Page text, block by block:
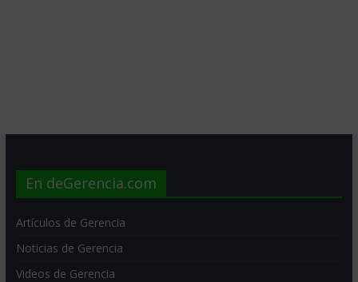
En deGerencia.com
Artículos de Gerencia
Noticias de Gerencia
Videos de Gerencia